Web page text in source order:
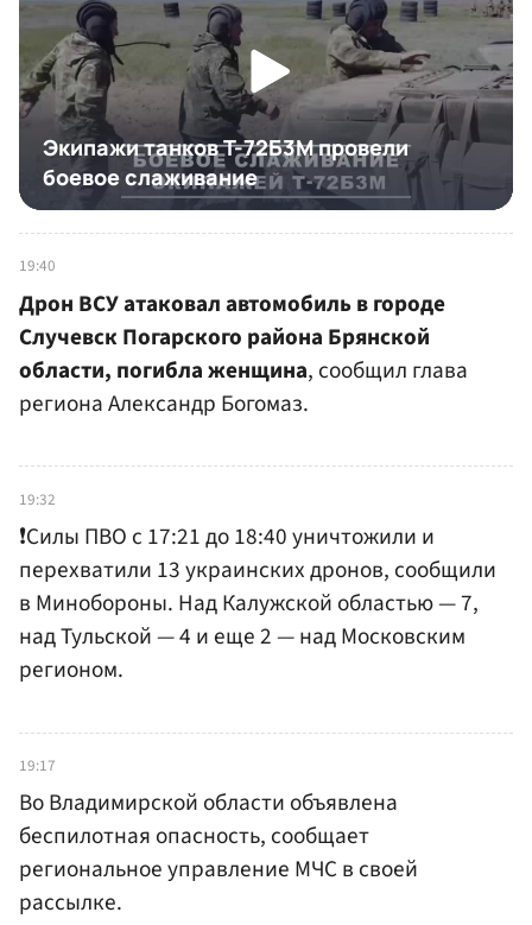
19:40
Дрон ВСУ атаковал автомобиль в городе
Случевск Погарского района Брянской
области, погибла женщина, сообщил глава
региона Александр Богомаз.
19:32
❗️Силы ПВО с 17:21 до 18:40 уничтожили и
перехватили 13 украинских дронов, сообщили
в Минобороны. Над Калужской областью — 7,
над Тульской — 4 и еще 2 — над Московским
регионом.
19:17
Во Владимирской области объявлена
беспилотная опасность, сообщает
региональное управление МЧС в своей
рассылке.